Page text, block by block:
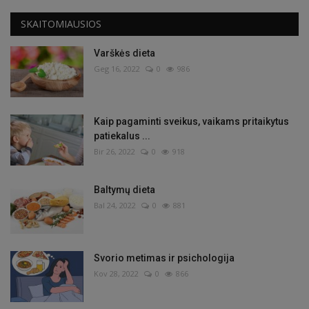
SKAITOMIAUSIOS
Varškės dieta
Geg 16, 2022 0 986
Kaip pagaminti sveikus, vaikams pritaikytus
patiekalus ...
Bir 26, 2022 0 918
Baltymų dieta
Bal 24, 2022 0 881
Svorio metimas ir psichologija
Kov 28, 2022 0 866